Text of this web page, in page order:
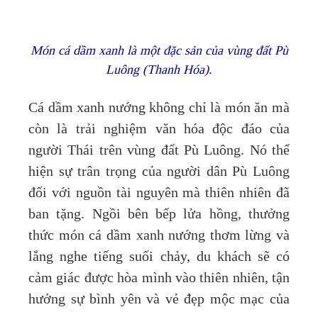
Món cá dầm xanh là một đặc sản của vùng đất Pù
Luông (Thanh Hóa).
Cá dầm xanh nướng không chỉ là món ăn mà
còn là trải nghiệm văn hóa độc đáo của
người Thái trên vùng đất Pù Luông. Nó thể
hiện sự trân trọng của người dân Pù Luông
đối với nguồn tài nguyên mà thiên nhiên đã
ban tặng. Ngồi bên bếp lửa hồng, thưởng
thức món cá dầm xanh nướng thơm lừng và
lắng nghe tiếng suối chảy, du khách sẽ có
cảm giác được hòa mình vào thiên nhiên, tận
hưởng sự bình yên và vẻ đẹp mộc mạc của